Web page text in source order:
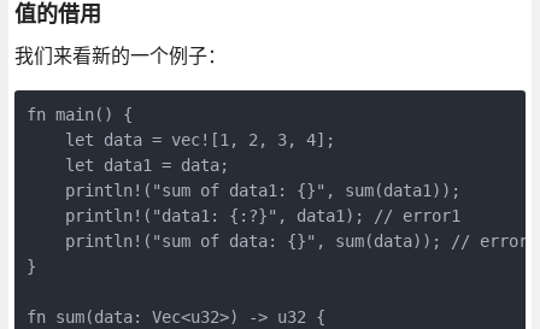
值的借用
我们来看新的一个例子：
fn main() {
    let data = vec![1, 2, 3, 4];
    let data1 = data;
    println!("sum of data1: {}", sum(data1));
    println!("data1: {:?}", data1); // error1
    println!("sum of data: {}", sum(data)); // error2
}
fn sum(data: Vec<u32>) -> u32 {